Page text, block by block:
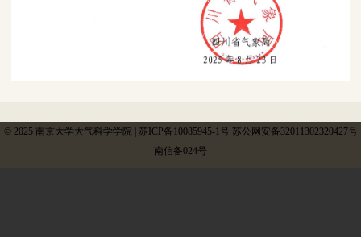
© 2025 南京大学大气科学学院 | 苏ICP备10085945-1号 苏公网安备32011302320427号
南信备024号